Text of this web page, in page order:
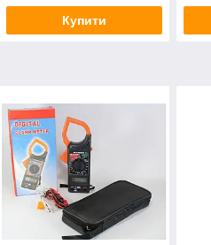
Купити